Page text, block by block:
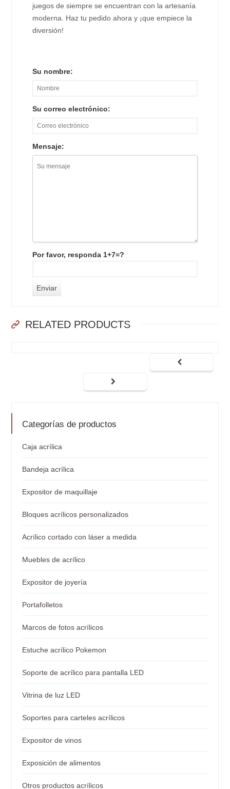
juegos de siempre se encuentran con la artesanía
moderna. Haz tu pedido ahora y ¡que empiece la
diversión!
Su nombre:
Su correo electrónico:
Mensaje:
Por favor, responda 1+7=?
RELATED PRODUCTS
Categorías de productos
Caja acrílica
Bandeja acrílica
Expositor de maquillaje
Bloques acrílicos personalizados
Acrílico cortado con láser a medida
Muebles de acrílico
Expositor de joyería
Portafolletos
Marcos de fotos acrílicos
Estuche acrílico Pokemon
Soporte de acrílico para pantalla LED
Vitrina de luz LED
Soportes para carteles acrílicos
Expositor de vinos
Exposición de alimentos
Otros productos acrílicos